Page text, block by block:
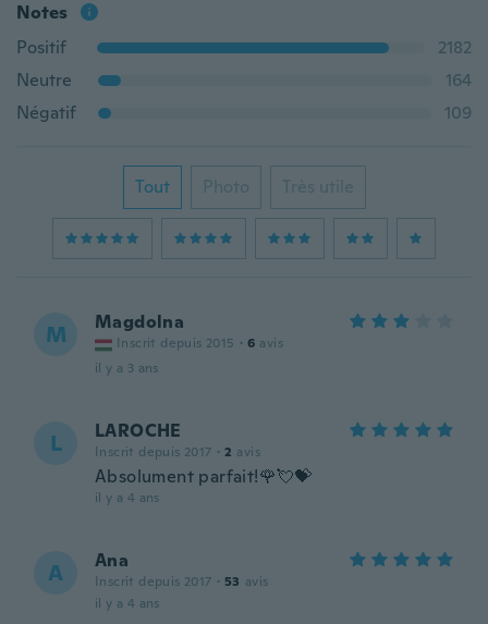
Notes
Positif
2182
Neutre
164
Négatif
109
Tout Photo Très utile
M Magdolna
Inscrit depuis 2015 · 6 avis
il y a 3 ans
L LAROCHE
Inscrit depuis 2017 · 2 avis
Absolument parfait!🌹💘💝
il y a 4 ans
A Ana
Inscrit depuis 2017 · 53 avis
il y a 4 ans